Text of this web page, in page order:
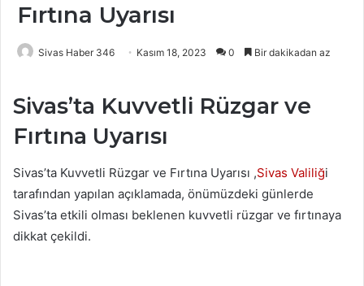
Fırtına Uyarısı
Sivas Haber 346 Kasım 18, 2023 0 Bir dakikadan az
Sivas’ta Kuvvetli Rüzgar ve
Fırtına Uyarısı
Sivas’ta Kuvvetli Rüzgar ve Fırtına Uyarısı ,Sivas Valiliği
tarafından yapılan açıklamada, önümüzdeki günlerde
Sivas’ta etkili olması beklenen kuvvetli rüzgar ve fırtınaya
dikkat çekildi.